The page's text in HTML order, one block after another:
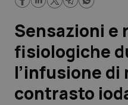
Lavoro e Professioni
Scienza e Farmaci
Studi e Analisi
Sensazioni e
fisiologiche
l’infusione di
contrasto